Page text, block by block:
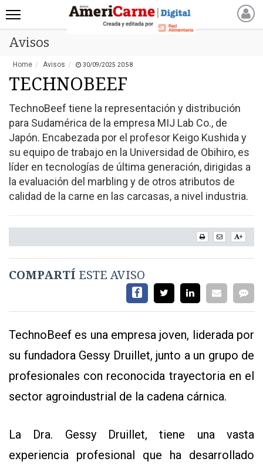
INICIO
NOTICIAS RECIENTES
NOTICIAS
PRODUCCIÓN
PROCESO
PRODUCTO
NUEVOS PRODUCTOS
MARKETPLACE
REVISTAS
EVENTOS Y
MEDIA KIT
SERVICIOS
Avisos
Home Avisos 30/09/2025 20:58
TECHNOBEEF
TechnoBeef tiene la representación y distribución
para Sudamérica de la empresa MIJ Lab Co., de
Japón. Encabezada por el profesor Keigo Kushida y
su equipo de trabajo en la Universidad de Obihiro, es
líder en tecnologías de última generación, dirigidas a
la evaluación del marbling y de otros atributos de
calidad de la carne en las carcasas, a nivel industria.
+
COMPARTÍ ESTE AVISO
TechnoBeef es una empresa joven, liderada por
su fundadora Gessy Druillet, junto a un grupo de
profesionales con reconocida trayectoria en el
sector agroindustrial de la cadena cárnica.
La Dra. Gessy Druillet, tiene una vasta
experiencia profesional que ha desarrollado